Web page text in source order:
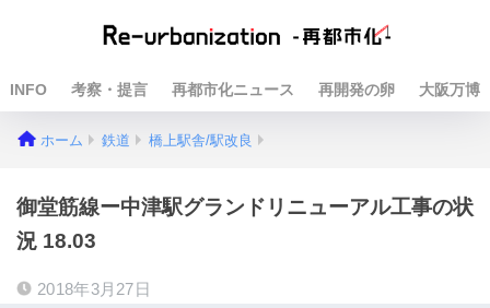
INFO 考察・提言 再都市化ニュース 再開発の卵 大阪万博
ホーム 鉄道 橋上駅舎/駅改良
御堂筋線ー中津駅グランドリニューアル工事の状
況 18.03
2018年3月27日